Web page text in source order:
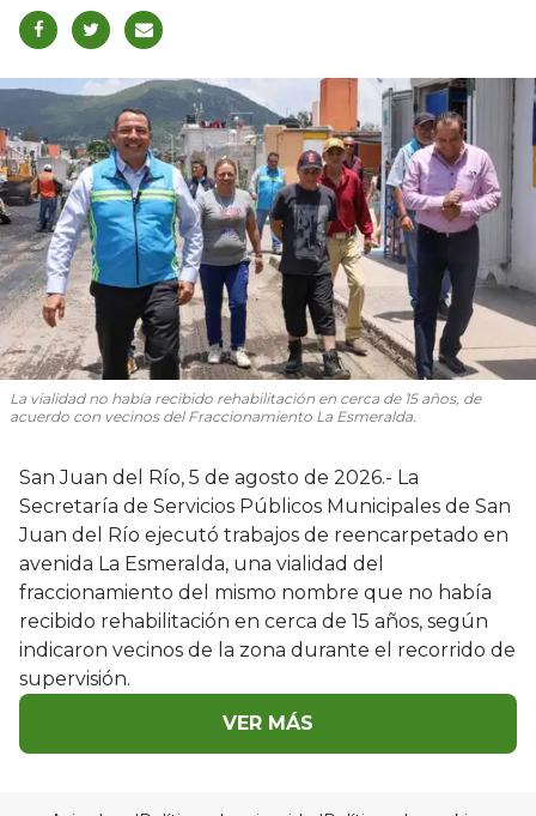
La vialidad no había recibido rehabilitación en cerca de 15 años, de
acuerdo con vecinos del Fraccionamiento La Esmeralda.
San Juan del Río, 5 de agosto de 2026.- La
Secretaría de Servicios Públicos Municipales de San
Juan del Río ejecutó trabajos de reencarpetado en
avenida La Esmeralda, una vialidad del
fraccionamiento del mismo nombre que no había
recibido rehabilitación en cerca de 15 años, según
indicaron vecinos de la zona durante el recorrido de
supervisión.
VER MÁS